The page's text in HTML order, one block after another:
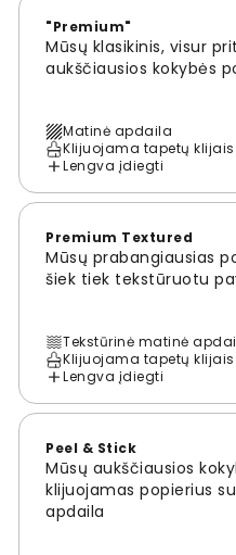
"Premium"
Mūsų klasikinis, visur
aukščiausios kokybės
Matinė apdaila
Klijuojama tapetų klijais
Lengva įdiegti
Premium Textured
Mūsų prabangiausias
šiek tiek tekstūruotu
Tekstūrinė matinė
Klijuojama tapetų klijais
Lengva įdiegti
Peel & Stick
Mūsų aukščiausios
klijuojamas popierius
apdaila